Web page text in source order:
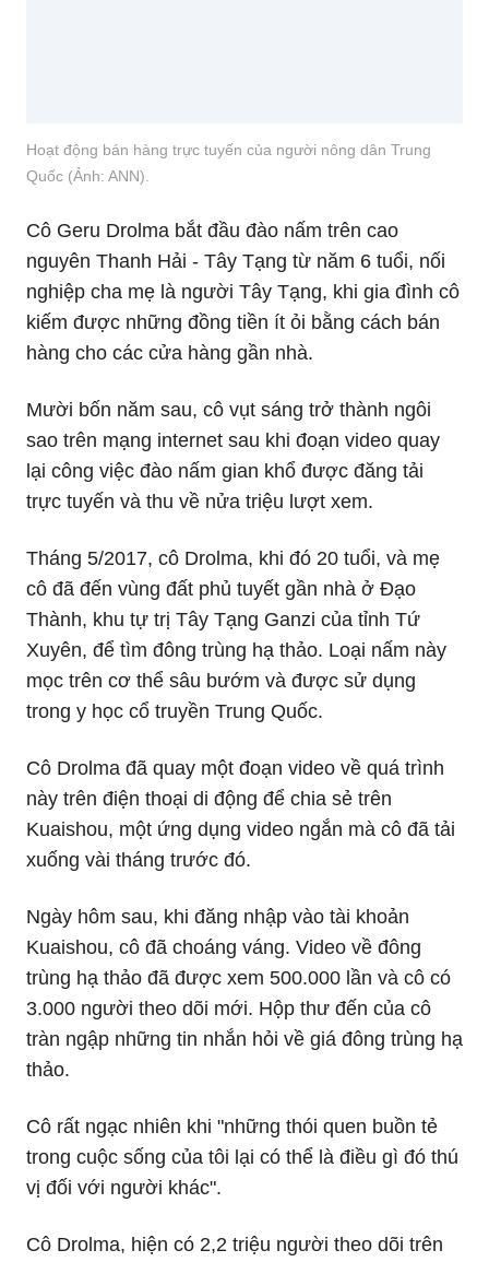
Hoạt động bán hàng trực tuyến của người nông dân Trung
Quốc (Ảnh: ANN).
Cô Geru Drolma bắt đầu đào nấm trên cao
nguyên Thanh Hải - Tây Tạng từ năm 6 tuổi, nối
nghiệp cha mẹ là người Tây Tạng, khi gia đình cô
kiếm được những đồng tiền ít ỏi bằng cách bán
hàng cho các cửa hàng gần nhà.
Mười bốn năm sau, cô vụt sáng trở thành ngôi
sao trên mạng internet sau khi đoạn video quay
lại công việc đào nấm gian khổ được đăng tải
trực tuyến và thu về nửa triệu lượt xem.
Tháng 5/2017, cô Drolma, khi đó 20 tuổi, và mẹ
cô đã đến vùng đất phủ tuyết gần nhà ở Đạo
Thành, khu tự trị Tây Tạng Ganzi của tỉnh Tứ
Xuyên, để tìm đông trùng hạ thảo. Loại nấm này
mọc trên cơ thể sâu bướm và được sử dụng
trong y học cổ truyền Trung Quốc.
Cô Drolma đã quay một đoạn video về quá trình
này trên điện thoại di động để chia sẻ trên
Kuaishou, một ứng dụng video ngắn mà cô đã tải
xuống vài tháng trước đó.
Ngày hôm sau, khi đăng nhập vào tài khoản
Kuaishou, cô đã choáng váng. Video về đông
trùng hạ thảo đã được xem 500.000 lần và cô có
3.000 người theo dõi mới. Hộp thư đến của cô
tràn ngập những tin nhắn hỏi về giá đông trùng hạ
thảo.
Cô rất ngạc nhiên khi "những thói quen buồn tẻ
trong cuộc sống của tôi lại có thể là điều gì đó thú
vị đối với người khác".
Cô Drolma, hiện có 2,2 triệu người theo dõi trên